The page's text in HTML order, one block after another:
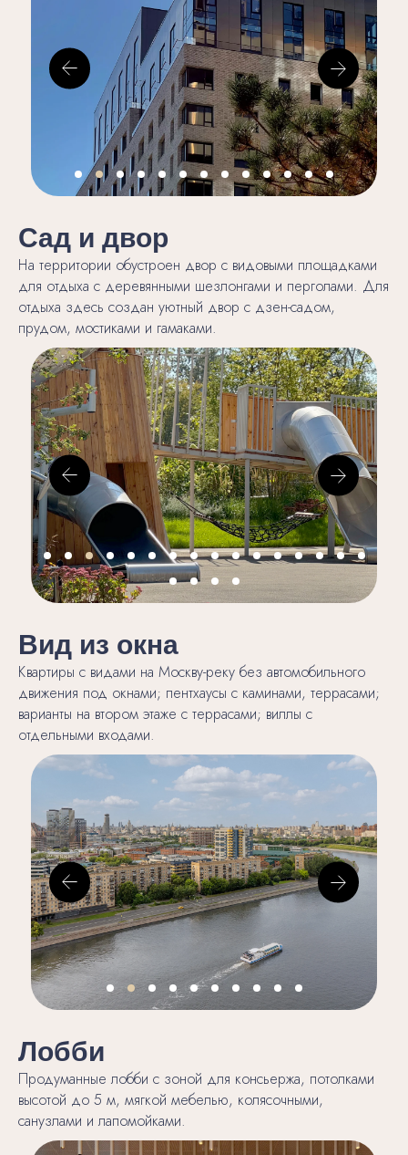
Сад и двор
На территории обустроен двор с видовыми площадками
для отдыха с деревянными шезлонгами и перголами. Для
отдыха здесь создан уютный двор с дзен-садом,
прудом, мостиками и гамаками.
Вид из окна
Квартиры с видами на Москву-реку без автомобильного
движения под окнами; пентхаусы с каминами, террасами;
варианты на втором этаже с террасами; виллы с
отдельными входами.
Лобби
Продуманные лобби с зоной для консьержа, потолками
высотой до 5 м, мягкой мебелью, колясочными,
санузлами и лапомойками.